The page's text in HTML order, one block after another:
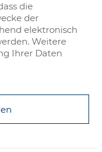
die
der
elektronisch
Weitere
Ihrer Daten